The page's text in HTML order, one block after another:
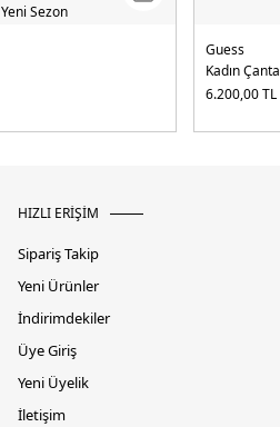
Yeni Sezon
Guess
Kadın Çanta
6.200,00TL
HIZLI ERİŞİM
Sipariş Takip
Yeni Ürünler
İndirimdekiler
Üye Giriş
Yeni Üyelik
İletişim